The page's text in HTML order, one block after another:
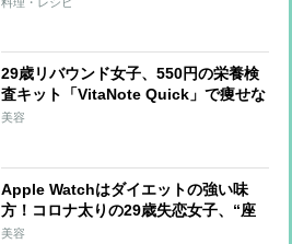
29歳リバウンド女子、550円の栄養検
査キット「VitaNote Quick」で痩せな
い理由が!?【おデブライターの減量
美容
Apple Watchはダイエットの強い味
方！コロナ太りの29歳失恋女子、“座
りすぎ生活”にタメ息【おデブライタ
美容